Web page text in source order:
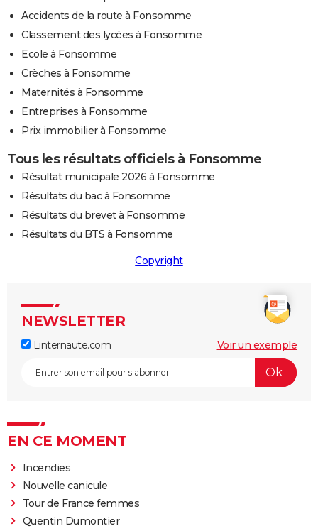
Accidents de la route à Fonsomme
Classement des lycées à Fonsomme
Ecole à Fonsomme
Crèches à Fonsomme
Maternités à Fonsomme
Entreprises à Fonsomme
Prix immobilier à Fonsomme
Tous les résultats officiels à Fonsomme
Résultat municipale 2026 à Fonsomme
Résultats du bac à Fonsomme
Résultats du brevet à Fonsomme
Résultats du BTS à Fonsomme
Copyright
NEWSLETTER
Linternaute.com Voir un exemple
EN CE MOMENT
Incendies
Nouvelle canicule
Tour de France femmes
Quentin Dumontier